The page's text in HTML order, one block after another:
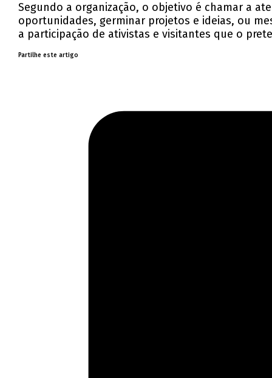
Segundo a organização, o objetivo é chamar a
oportunidades, germinar projetos e ideias, ou
a participação de ativistas e visitantes que o
Partilhe este artigo